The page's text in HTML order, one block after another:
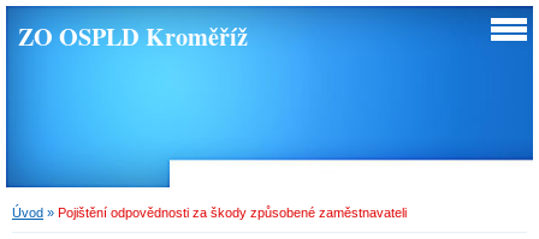
ZO OSPLD Kroměříž
Úvod » Pojištění odpovědnosti za škody způsobené zaměstnavateli